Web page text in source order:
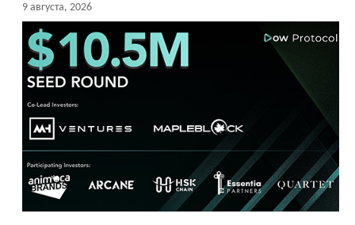
9 августа, 2026